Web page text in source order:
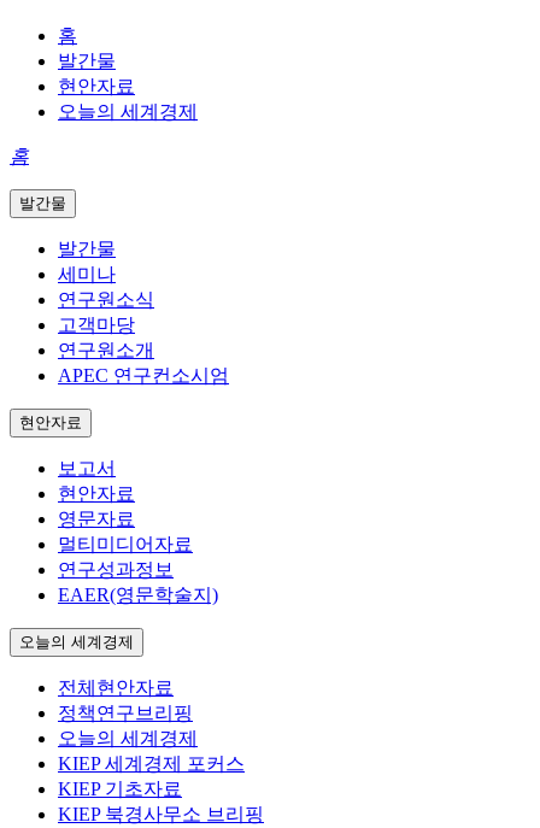
홈
발간물
현안자료
오늘의 세계경제
홈
발간물
발간물
세미나
연구원소식
고객마당
연구원소개
APEC 연구컨소시엄
현안자료
보고서
현안자료
영문자료
멀티미디어자료
연구성과정보
EAER(영문학술지)
오늘의 세계경제
전체현안자료
정책연구브리핑
오늘의 세계경제
KIEP 세계경제 포커스
KIEP 기초자료
KIEP 북경사무소 브리핑